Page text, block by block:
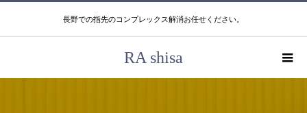
長野での指先のコンプレックス解消お任せください。
RA shisa